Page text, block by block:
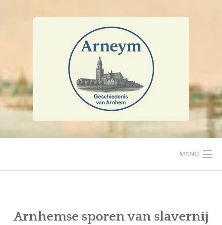
MENU
Arnhemse sporen van slavernij